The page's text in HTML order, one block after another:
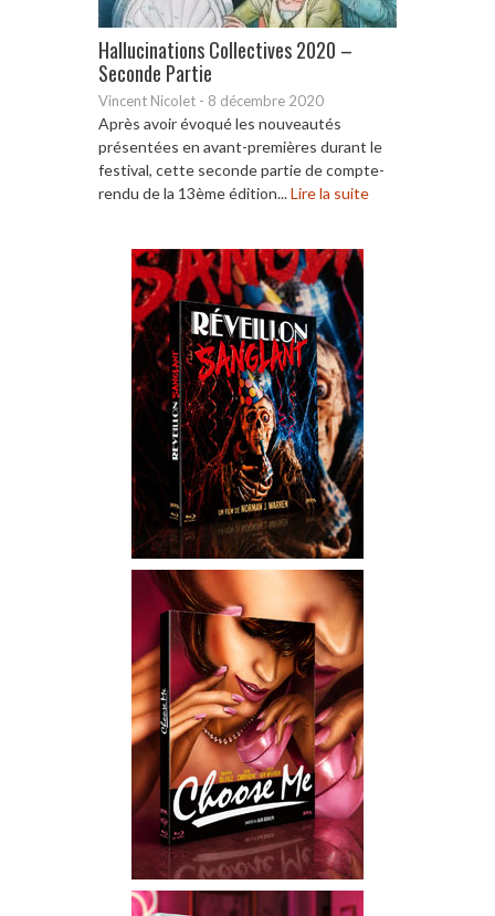
Hallucinations Collectives 2020 –
Seconde Partie
Vincent Nicolet - 8 décembre 2020
Après avoir évoqué les nouveautés
présentées en avant-premières durant le
festival, cette seconde partie de compte-
rendu de la 13ème édition...Lire la suite